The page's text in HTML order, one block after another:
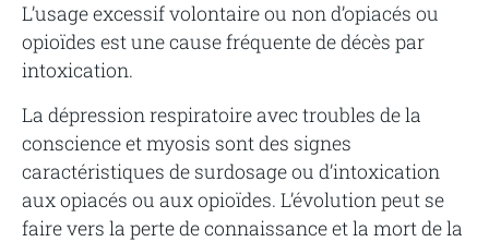
L’usage excessif volontaire ou non d’opiacés ou
opioïdes est une cause fréquente de décès par
intoxication.
La dépression respiratoire avec troubles de la
conscience et myosis sont des signes
caractéristiques de surdosage ou d’intoxication
aux opiacés ou aux opioïdes. L’évolution peut se
faire vers la perte de connaissance et la mort de la